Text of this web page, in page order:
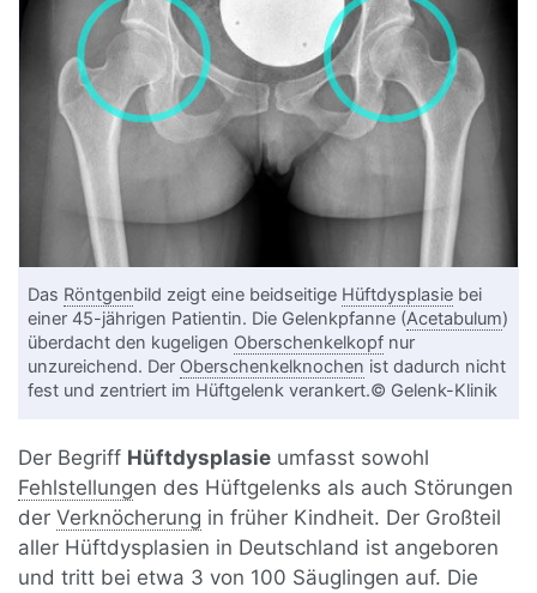
Das Röntgenbild zeigt eine beidseitige Hüftdysplasie bei
einer 45-jährigen Patientin. Die Gelenkpfanne (Acetabulum)
überdacht den kugeligen Oberschenkelkopf nur
unzureichend. Der Oberschenkelknochen ist dadurch nicht
fest und zentriert im Hüftgelenk verankert.© Gelenk-Klinik
Der Begriff Hüftdysplasie umfasst sowohl
Fehlstellungen des Hüftgelenks als auch Störungen
derVerknöcherung in früher Kindheit. Der Großteil
aller Hüftdysplasien in Deutschland ist angeboren
und tritt bei etwa 3 von 100 Säuglingen auf. Die